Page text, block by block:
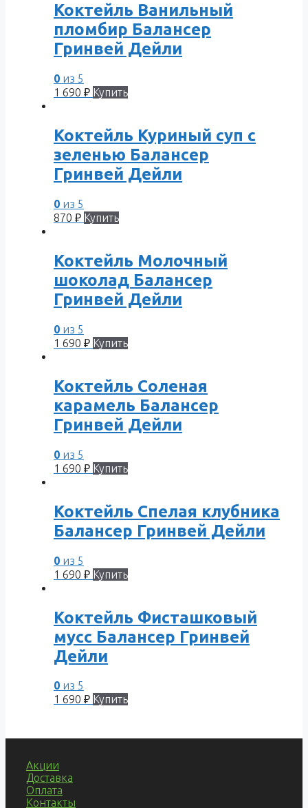
Коктейль Ванильный
пломбир Балансер
Гринвей Дейли
0 из 5
1 690 ₽ Купить
Коктейль Куриный суп с
зеленью Балансер
Гринвей Дейли
0 из 5
870 ₽ Купить
Коктейль Молочный
шоколад Балансер
Гринвей Дейли
0 из 5
1 690 ₽ Купить
Коктейль Соленая
карамель Балансер
Гринвей Дейли
0 из 5
1 690 ₽ Купить
Коктейль Спелая клубника
Балансер Гринвей Дейли
0 из 5
1 690 ₽ Купить
Коктейль Фисташковый
мусс Балансер Гринвей
Дейли
0 из 5
1 690 ₽ Купить
Акции
Доставка
Оплата
Контакты